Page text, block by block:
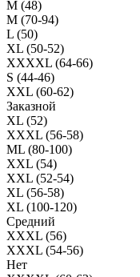
M (48)
M (70-94)
L (50)
XL (50-52)
XXXXL (64-66)
S (44-46)
XXL (60-62)
Заказной
XL (52)
XXXL (56-58)
ML (80-100)
XXL (54)
XXL (52-54)
XL (56-58)
XL (100-120)
Средний
XXXL (56)
XXXL (54-56)
Нет